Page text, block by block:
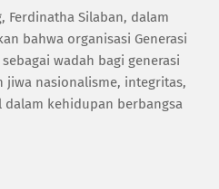
Ferdinatha Silaban, dalam
bahwa organisasi Generasi
wadah bagi generasi
nasionalisme, integritas,
kehidupan berbangsa